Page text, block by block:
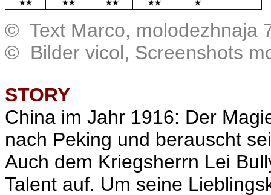
© Text Marco, molodezhnaja
© Bilder vicol, Screenshots
STORY
China im Jahr 1916: Der
nach Peking und berauscht
Auch dem Kriegsherrn Lei
Talent auf. Um seine